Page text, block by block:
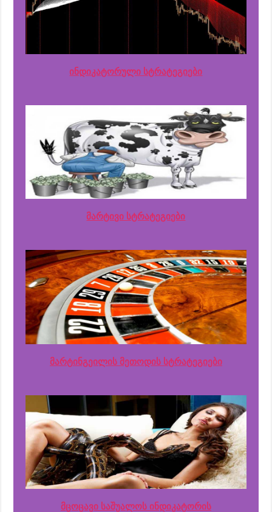
ინდიკატორული სტრატეგიები
მარტივი სტრატეგიები
მარტინგეილის მეთოდის სტრატეგიები
მცოცავი საშუალოს ინდიკატორის